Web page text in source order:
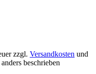
zzgl. Versandkosten und
beschrieben